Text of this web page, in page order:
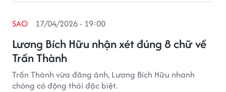
Lương Bích Hữu nhận xét đúng 8 chữ về
Trấn Thành
SAO 17/04/2026 - 19:00
Trấn Thành vừa đăng ảnh, Lương Bích Hữu nhanh
chóng có động thái đặc biệt.